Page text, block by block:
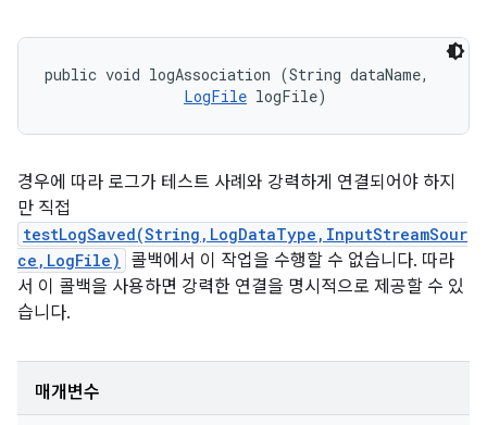
public void logAssociation (String dataName,
LogFile logFile)
경우에 따라 로그가 테스트 사례와 강력하게 연결되어야 하지
만 직접
testLogSaved(String,LogDataType,InputStreamSour
ce,LogFile)
콜백에서 이 작업을 수행할 수 없습니다. 따라
서 이 콜백을 사용하면 강력한 연결을 명시적으로 제공할 수 있
습니다.
매개변수